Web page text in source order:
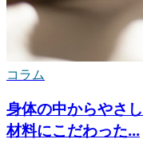
コラム
身体の中からやさ
材料にこだわった...